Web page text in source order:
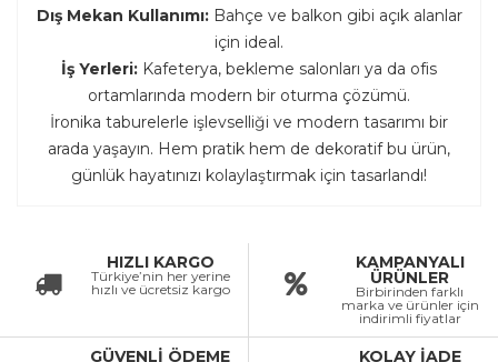
Dış Mekan Kullanımı:Bahçe ve balkon gibi açık alanlar
için ideal.
İş Yerleri: Kafeterya, bekleme salonları ya da ofis
ortamlarında modern bir oturma çözümü.
İronika taburelerle işlevselliği ve modern tasarımı bir
arada yaşayın. Hem pratik hem de dekoratif bu ürün,
günlük hayatınızı kolaylaştırmak için tasarlandı!
HIZLI KARGO
Türkiye’nin her yerine
hızlı ve ücretsiz kargo
KAMPANYALI
ÜRÜNLER
Birbirinden farklı
marka ve ürünler için
indirimli fiyatlar
GÜVENLİ ÖDEME KOLAY İADE